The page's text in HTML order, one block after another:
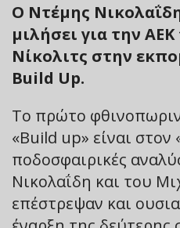
Ο Ντέμης
μιλήσει για την
Νίκολιτς στην
Build Up.
Το πρώτο
«Build up» είναι στον
ποδοσφαιρικές
Νικολαΐδη και του
επέστρεψαν και